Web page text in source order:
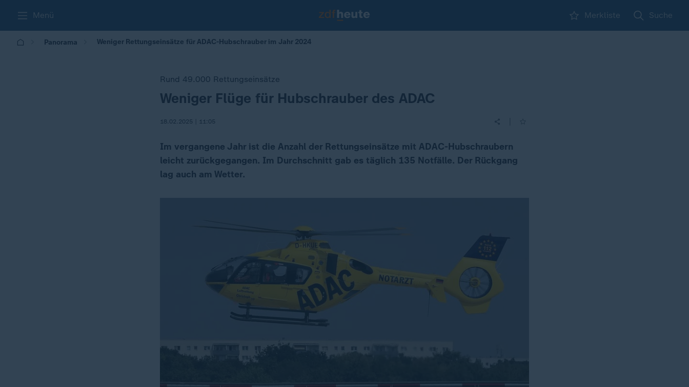
Menü Merkliste Suche
Panorama Weniger Rettungseinsätze für ADAC-Hubschrauber im Jahr 2024
Rund 49.000 Rettungseinsätze
:
Weniger Flüge für Hubschrauber des ADAC
18.02.2025 | 11:05
Im vergangene Jahr ist die Anzahl der Rettungseinsätze mit ADAC-Hubschraubern
leicht zurückgegangen. Im Durchschnitt gab es täglich 135 Notfälle. Der Rückgang
lag auch am Wetter.